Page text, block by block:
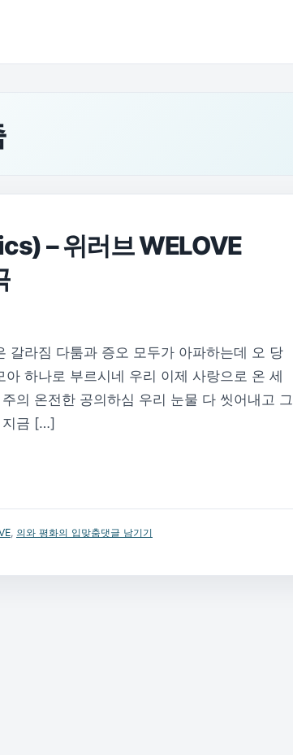
– 위러브 WELOVE
라짐 다툼과 증오 모두가 아파하는데 오 당
하나로 부르시네 우리 이제 사랑으로 온 세
의 온전한 공의하심 우리 눈물 다 씻어내고 그
지금 […]
, 의와 평화의 입맞춤댓글 남기기